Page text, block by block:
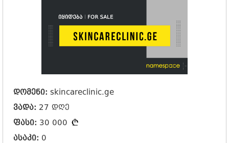
დომენი: skincareclinic.ge
ვადა: 27 დღე
ფასი: 30 000
ასაკი: 0